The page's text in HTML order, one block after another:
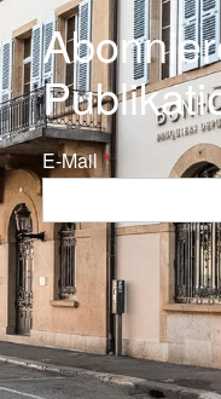
E-Mail